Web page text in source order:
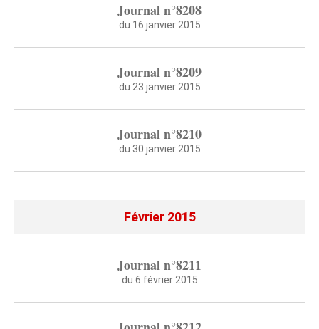
Journal n°8208
du 16 janvier 2015
Journal n°8209
du 23 janvier 2015
Journal n°8210
du 30 janvier 2015
Février 2015
Journal n°8211
du 6 février 2015